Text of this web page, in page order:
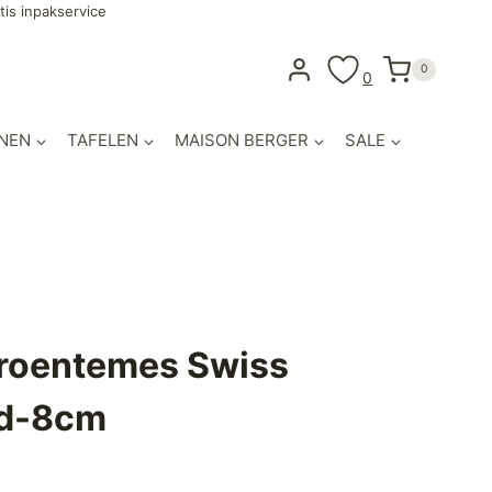
inpakservice
0 0
TAFELEN MAISON BERGER SALE
Swiss
8cm